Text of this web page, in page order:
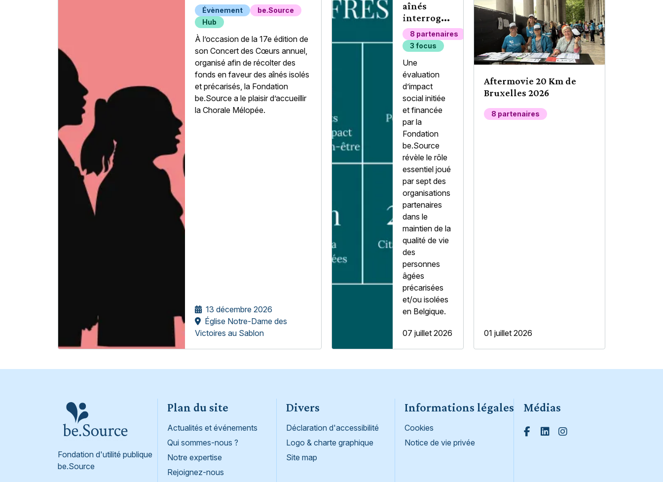
Évènement
be.Source
Hub
À l’occasion de la 17e édition de
son Concert des Cœurs annuel,
organisé afin de récolter des
fonds en faveur des aînés isolés
et précarisés, la Fondation
be.Source a le plaisir d’accueillir
la Chorale Mélopée.
13 décembre 2026
Église Notre-Dame des
Victoires au Sablon
aînés
interrogés
déclarent
que les
actions des
partenaires
de
be.Source
améliorent
leur bien-
être
8 partenaires
3 focus
Une
évaluation
d’impact
social initiée
et financée
par la
Fondation
be.Source
révèle le rôle
essentiel joué
par sept des
organisations
partenaires
dans le
maintien de la
qualité de vie
des
personnes
âgées
précarisées
et/ou isolées
en Belgique.
07 juillet 2026
Aftermovie 20 Km de
Bruxelles 2026
8 partenaires
01 juillet 2026
Fondation d'utilité publique
be.Source
Footer
Plan du site
Actualités et événements
Qui sommes-nous ?
Notre expertise
Rejoignez-nous
Divers
Déclaration d'accessibilité
Logo & charte graphique
Site map
Informations légales
Cookies
Notice de vie privée
Médias
Facebook
Linked inInstagram